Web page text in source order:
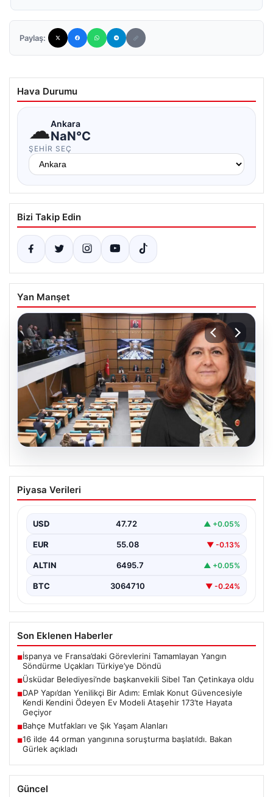
Paylaş:
Hava Durumu
☁Ankara
NaN°C
ŞEHIR SEÇ
Bizi Takip Edin
Yan Manşet
05.08.2026
Üsküdar Belediyesi’nde başkanvekili
Sibel Tan Çetinkaya oldu
Piyasa Verileri
USD 47.72 ▲ +0.05%
EUR 55.08 ▼ -0.13%
ALTIN 6495.7 ▲ +0.05%
BTC 3064710 ▼ -0.24%
Son Eklenen Haberler
■İspanya ve Fransa’daki Görevlerini Tamamlayan Yangın
Söndürme Uçakları Türkiye’ye Döndü
■Üsküdar Belediyesi’nde başkanvekili Sibel Tan Çetinkaya oldu
■DAP Yapı’dan Yenilikçi Bir Adım: Emlak Konut Güvencesiyle
Kendi Kendini Ödeyen Ev Modeli Ataşehir 173’te Hayata
Geçiyor
■Bahçe Mutfakları ve Şık Yaşam Alanları
■16 ilde 44 orman yangınına soruşturma başlatıldı. Bakan
Gürlek açıkladı
Güncel